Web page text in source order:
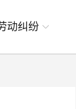
动纠纷